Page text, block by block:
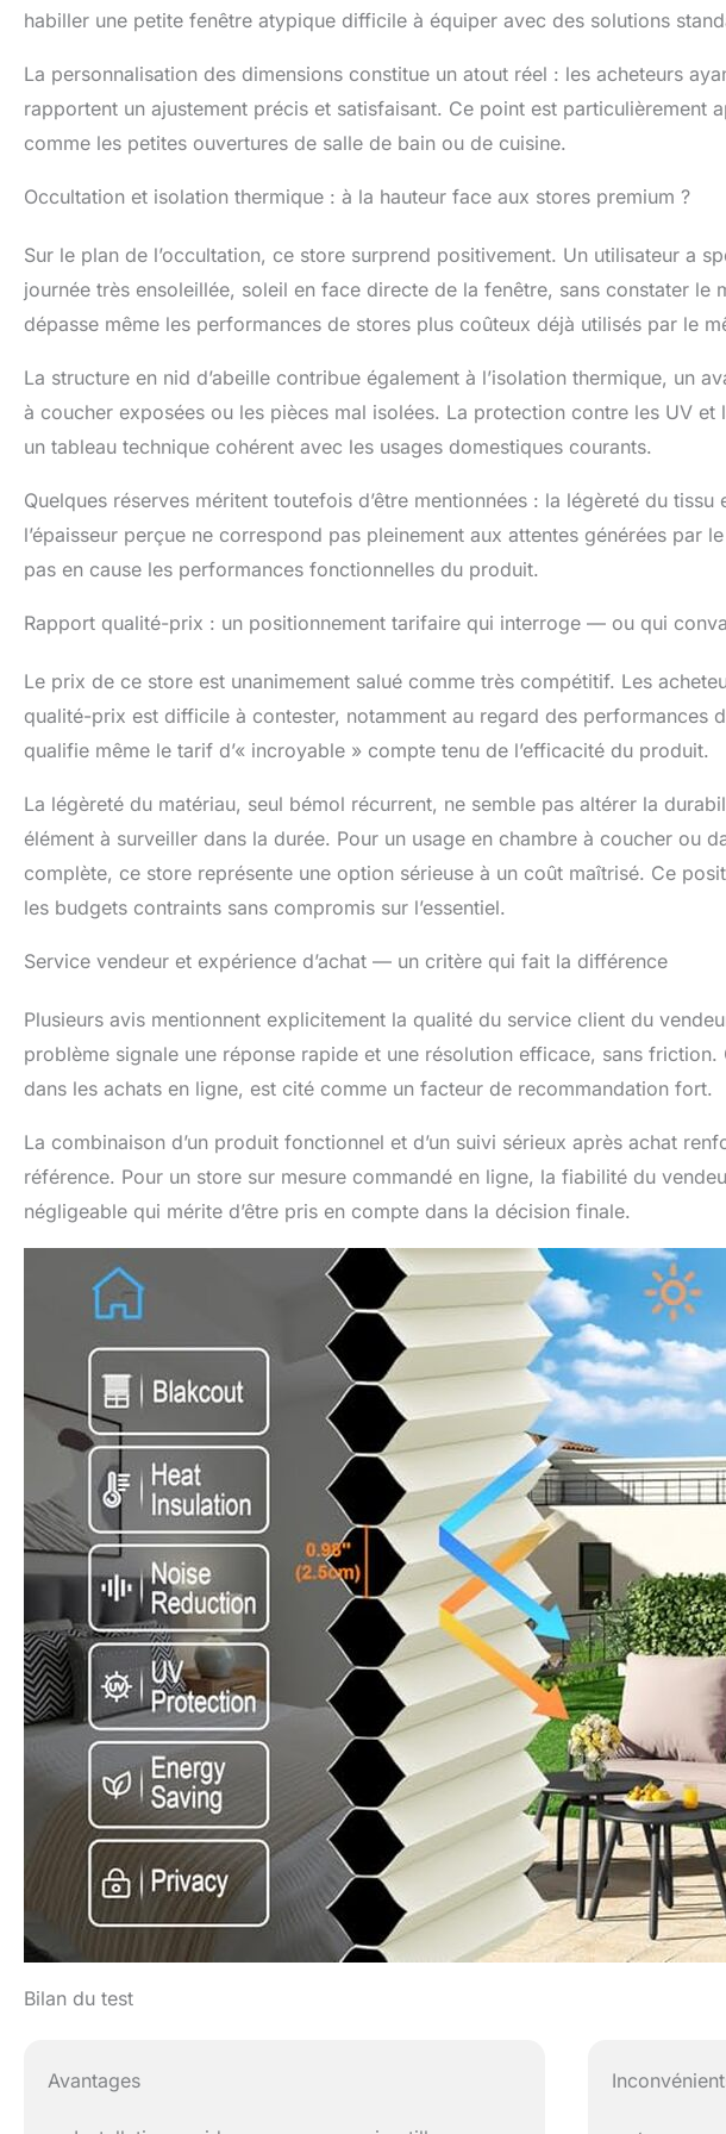
consultation gratuite, des conseils
INSTALLATION : Ces Stores Alvéolés
d'au moins 3,3 cm. Largeur du store =
Hauteur du store ≥ Hauteur de la fenêtre
habiller une petite fenêtre atypique difficile à équiper avec des solutions
La personnalisation des dimensions constitue un atout réel : les acheteurs
rapportent un ajustement précis et satisfaisant. Ce point est particulièrement
comme les petites ouvertures de salle de bain ou de cuisine.
Occultation et isolation thermique : à la hauteur face aux stores premium ?
Sur le plan de l’occultation, ce store surprend positivement. Un utilisateur a
journée très ensoleillée, soleil en face directe de la fenêtre, sans constater le
dépasse même les performances de stores plus coûteux déjà utilisés par le
La structure en nid d’abeille contribue également à l’isolation thermique, un
à coucher exposées ou les pièces mal isolées. La protection contre les UV
un tableau technique cohérent avec les usages domestiques courants.
Quelques réserves méritent toutefois d’être mentionnées : la légèreté du
l’épaisseur perçue ne correspond pas pleinement aux attentes générées par
pas en cause les performances fonctionnelles du produit.
Rapport qualité-prix : un positionnement tarifaire qui interroge — ou qui
Le prix de ce store est unanimement salué comme très compétitif. Les
qualité-prix est difficile à contester, notamment au regard des performances
qualifie même le tarif d’« incroyable » compte tenu de l’efficacité du produit.
La légèreté du matériau, seul bémol récurrent, ne semble pas altérer la
élément à surveiller dans la durée. Pour un usage en chambre à coucher ou
complète, ce store représente une option sérieuse à un coût maîtrisé. Ce
les budgets contraints sans compromis sur l’essentiel.
Service vendeur et expérience d’achat — un critère qui fait la différence
Plusieurs avis mentionnent explicitement la qualité du service client du
problème signale une réponse rapide et une résolution efficace, sans
dans les achats en ligne, est cité comme un facteur de recommandation fort.
La combinaison d’un produit fonctionnel et d’un suivi sérieux après achat
référence. Pour un store sur mesure commandé en ligne, la fiabilité du
négligeable qui mérite d’être pris en compte dans la décision finale.
Bilan du test
Avantages